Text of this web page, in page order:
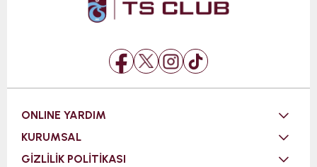
ONLINE YARDIM
KURUMSAL
GİZLİLİK POLİTİKASI